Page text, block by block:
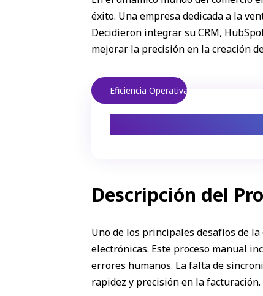
éxito. Una empresa dedicada a la
Decidieron integrar su CRM,
mejorar la precisión en la creación
Eficiencia Operativa
Descripción del
Uno de los principales desafíos de
electrónicas. Este proceso manual
errores humanos. La falta de
rapidez y precisión en la facturación.